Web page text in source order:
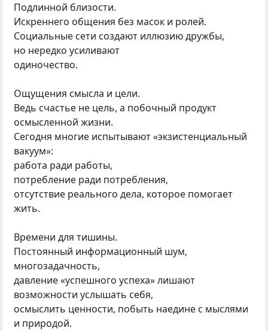
Подлинной близости.
Искреннего общения без масок и ролей.
Социальные сети создают иллюзию дружбы,
но нередко усиливают
одиночество.
Ощущения смысла и цели.
Ведь счастье не цель, а побочный продукт
осмысленной жизни.
Сегодня многие испытывают «экзистенциальный
вакуум»:
работа ради работы,
потребление ради потребления,
отсутствие реального дела, которое помогает
жить.
Времени для тишины.
Постоянный информационный шум,
многозадачность,
давление «успешного успеха» лишают
возможности услышать себя,
осмыслить ценности, побыть наедине с мыслями
и природой.